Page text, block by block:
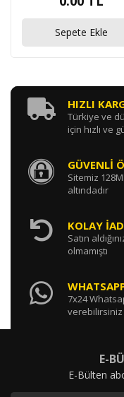
Sepete Ekle
HIZLI
Türkiye ve
için hızlı ve
GÜVENLİ
Sitemiz
altındadır
KOLAY
Satın
olmamıştı
7x24
verebilirsiniz
E-
E-Bülten